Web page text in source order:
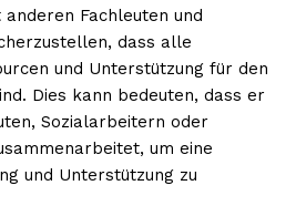
Fachleuten und
dass alle
und Unterstützung für den
Dies kann bedeuten, dass er
Sozialarbeitern oder
um eine
und Unterstützung zu